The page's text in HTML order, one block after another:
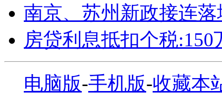
南京、苏州新政接连
房贷利息抵扣个税:150
电脑版-手机版-收藏本